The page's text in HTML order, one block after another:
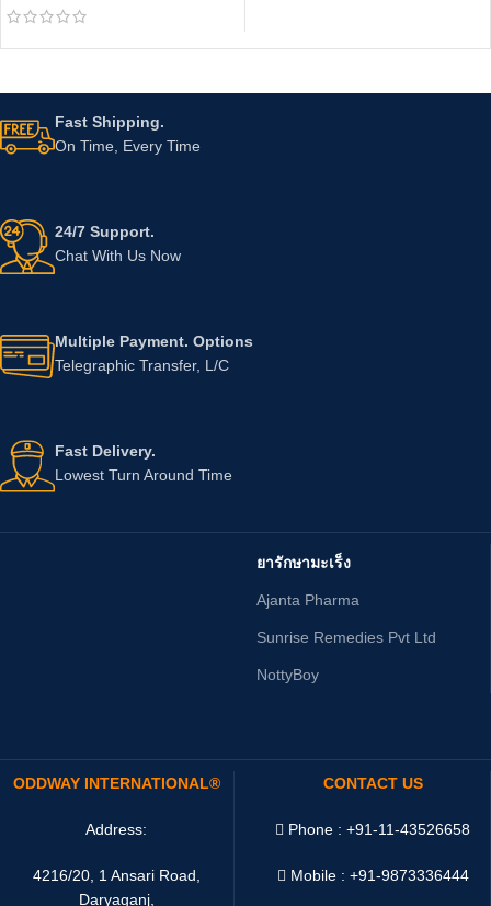
Fast Shipping.
On Time, Every Time
24/7 Support.
Chat With Us Now
Multiple Payment. Options
Telegraphic Transfer, L/C
Fast Delivery.
Lowest Turn Around Time
ยารักษามะเร็ง
Ajanta Pharma
Sunrise Remedies Pvt Ltd
NottyBoy
ODDWAY INTERNATIONAL®
Address:
4216/20, 1 Ansari Road,
Daryaganj,
CONTACT US
Phone : +91-11-43526658
Mobile : +91-9873336444